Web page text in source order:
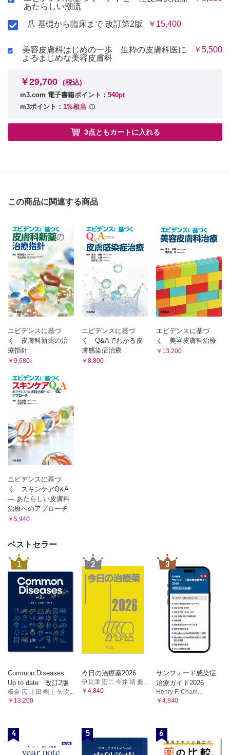
(1) 従来の治療の有用性と限界
1 従来の治療薬（外用薬・内服薬）
2 治療効果の評価
(2) 新薬はその欠点をどのように補完できるか
2 JAK阻害薬
3 ホスホジエステラーゼ4（PDE4）酵素阻害薬
1 第一選択薬の選択肢拡大に伴う患者および医師双方における治療
意欲の向上
2 難治例に対する代替治療法の拡充─臨床経過の短縮への期待
4 患者数と年齢別構成割合に与える影響
5 長期寛解維持への期待
(4) 現時点におけるベストな治療は何か
(4) 皮膚常在菌をターゲットとしたアトピー性皮膚炎治療
(5) おわりに
(2) 疾患形成における抗菌ペプチドの作用
(3) アトピー性皮膚炎における宿主由来抗菌ペプチド発現
(4) アトピー性皮膚炎の細菌叢と皮膚微生物叢由来の抗菌ペプチド
(5) アトピー性皮膚炎における抗菌ペプチド治療の可能性
(6) おわりに
Columm アトピー性皮膚炎とPDE4阻害薬
3 衛生仮説とは
(1) はじめに
(2) 衛生仮説の歴史的変遷
(3) マイクロバイオームと喘息の関係
(5) 環境湿度の影響
(6) 衛生仮説の矛盾点
(7) おわりに
Columm アトピー性皮膚炎と肥満
(1) はじめに
(2) 外因性と内因性のアトピー性皮膚炎
1 両タイプの背景
2 内因性アトピー性皮膚炎の検査上の定義
3 両タイプの皮膚バリア機能
4 両タイプの免疫異常
(3) 外因性アトピー性皮膚炎の特徴
1 フィラグリン遺伝子変異に基づくもの
2 その他の主に外因性アトピー性皮膚炎でみられる症状
(4) 内因性アトピー性皮膚炎の特徴
2 金属アレルギー
(5) おわりに
Columm アトピー性皮膚炎とブリーチバス療法
第7章 三位一体論に基づくアトピー性皮膚炎ベスト治療
1 はじめに
4 かゆみの制御
5 三位一体論に基づくアトピー性皮膚炎ベスト治療
Columm アトピー性皮膚炎とウイルス・真菌感染
索引
在するのか
1 アトピー性皮膚炎はアレルギーマーチのリスク要因
(2) スキンケアにより経皮感作を回避すればアトピー性皮
膚炎発症を抑えられる？
3 新薬は従来の治療に欠けていた点をどのように補完できる
のか
(1) 従来の保湿剤の有用性と限界
(3) 新薬によってどのような治療のパラダイムシフトが起
1 アトピー性皮膚炎の病態論はどのように変容してきたか
(1) アレルギー炎症の最新の情報と解説
1 アトピー性皮膚炎はアレルギー炎症か
2 アレルギーの定義と分類
3 アトピー性皮膚炎は抗原特異的炎症なのか
4 アトピー性皮膚炎病変部でのサイトカイン環境
5 2型サイトカインの産生細胞
6 自然リンパ球の活性化誘導因子
7 Th2細胞は病変部でどのようなメカニズムで活性化す
るのか
8 アトピー性皮膚炎におけるアレルギー炎症とは
9 今後の展望
新薬の功罪は？
1 アトピー性皮膚炎の病態に根ざした新薬開発
2 新薬・新薬候補のまとめ
2 新薬は従来の治療に欠けていた点をどのように補完できる
のか
(1) 従来の治療には何が欠けていたか
(2) 新薬はその欠点をどのように補完できるか
(3) 新薬によってどのような治療のパラダイムシフトが起
こるか
(4) 現時点におけるベストな治療は何か
1 寛解導入療法
2 寛解維持療法
3 重症・難治性状態に対する治療
第5章 かゆみに対するアプローチ－抗ヒスタミン薬からIL-
1 かゆみの病態論はどのように変容してきたか
(1) かゆみの機序・神経生理学の進歩
1 起痒物質
2 温度感受性TRP チャネル
3 かゆみ伝達経路
(2) かゆみがアトピー性皮膚炎の病態にもたらす影響
(3) かゆみの制御はアトピー性皮膚炎のアウトカムにどの
ように影響するか
2 タクロリムス軟膏誘発性?痒モデルマウスの樹立
3 モデルマウスの解析
4 IL-4受容体阻害抗体
(1) 従来の治療の有用性と限界
1 従来の治療薬（外用薬・内服薬）
あたらしい潮流
爪 基礎から臨床まで 改訂第2版 ￥15,400
美容皮膚科はじめの一歩 生粋の皮膚科医に
よるまじめな美容皮膚科
￥5,500
￥29,700 (税込)
m3.com 電子書籍ポイント： 540pt
m3ポイント： 1%相当
3点ともカートに入れる
この商品に関連する商品
エビデンスに基づ
く 皮膚科新薬の治
療指針
￥9,680
エビデンスに基づ
く Q&Aでわかる皮
膚感染症治療
￥8,800
エビデンスに基づ
く 美容皮膚科治療
￥13,200
エビデンスに基づ
く スキンケアQ&A
― あたらしい皮膚科
治療へのアプローチ
￥5,940
ベストセラー
1
Common Diseases
Up to date 改訂2版
板金 広 上田 剛士 矢吹...
￥13,200
2
今日の治療薬2026
伊豆津 宏二 今井 靖 桑...
￥4,840
3
サンフォード感染症
治療ガイド2026
Henry F. Cham...
￥4,840
4 5 6